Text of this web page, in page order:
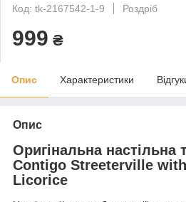
Код: tk-2167542-1-9
Роздріб
999 ₴
Опис Характеристики
Опис
Оригінальна настільна
Contigo Streeterville
Licorice